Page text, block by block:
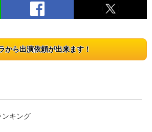
から出演依頼が出来ます！
ンキング